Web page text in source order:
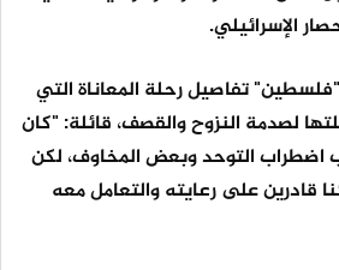
الإسرائيلي.
تفاصيل رحلة المعاناة التي
لصدمة النزوح والقصف، قائلة: "كان
اضطراب التوحد وبعض المخاوف، لكن
قادرين على رعايته والتعامل معه